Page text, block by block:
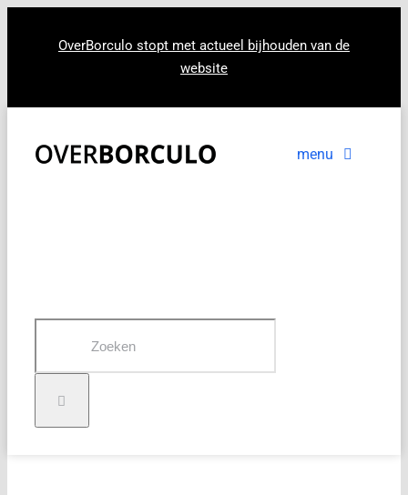
OverBorculo stopt met actueel bijhouden van de
website
menu